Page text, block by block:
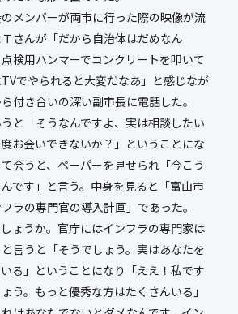
メンバーが両市に行った際の映像が流
さんが「だから自治体はだめなん
検用ハンマーでコンクリートを叩いて
でやられると大変だなあ」と感じなが
付き合いの深い副市長に電話した。
うと「そうなんですよ、実は相談したい
お会いできないか？」ということにな
会うと、ペーパーを見せられ「今こう
です」と言う。中身を見ると「富山市
ラの専門官の導入計画」であった。
しょうか。官庁にはインフラの専門家は
言うと「そうでしょう。実はあなたを
る」ということになり「ええ！私です
う。もっと優秀な方はたくさんいる」